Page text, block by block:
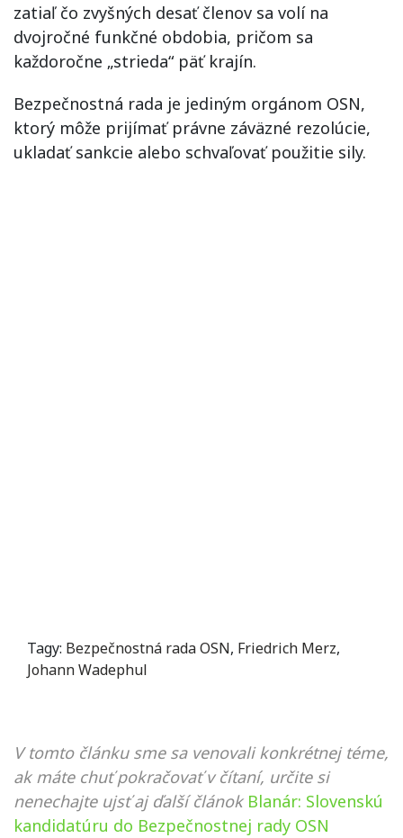
zatiaľ čo zvyšných desať členov sa volí na
dvojročné funkčné obdobia, pričom sa
každoročne „strieda“ päť krajín.
Bezpečnostná rada je jediným orgánom OSN,
ktorý môže prijímať právne záväzné rezolúcie,
ukladať sankcie alebo schvaľovať použitie sily.
Tagy: Bezpečnostná rada OSN, Friedrich Merz,
Johann Wadephul
V tomto článku sme sa venovali konkrétnej téme,
ak máte chuť pokračovať v čítaní, určite si
nenechajte ujsť aj ďalší článok Blanár: Slovenskú
kandidatúru do Bezpečnostnej rady OSN